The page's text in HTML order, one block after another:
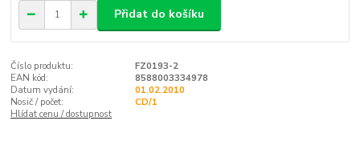
Přidat do košíku
Číslo produktu:
FZ0193-2
EAN kód:
8588003334978
Datum vydání:
01.02.2010
Nosič / počet:
CD/1
Hlídat cenu / dostupnost